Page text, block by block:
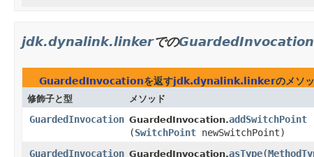
jdk.dynalink.linkerでのGuardedInvocation
GuardedInvocationを返すjdk.dynalink.linkerのメソ
修飾子と型 メソッド
GuardedInvocation GuardedInvocation.addSwitchPoint
(SwitchPoint newSwitchPoint)
GuardedInvocation GuardedInvocation.asType​(